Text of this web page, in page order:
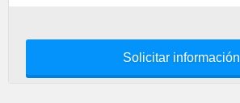
Solicitar información